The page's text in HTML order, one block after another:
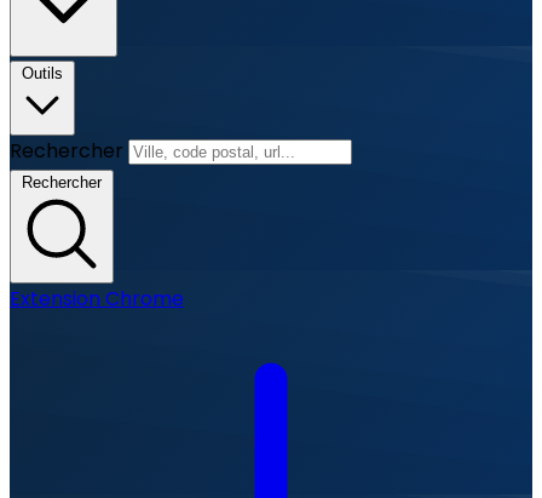
Outils
Rechercher
Rechercher
Extension Chrome